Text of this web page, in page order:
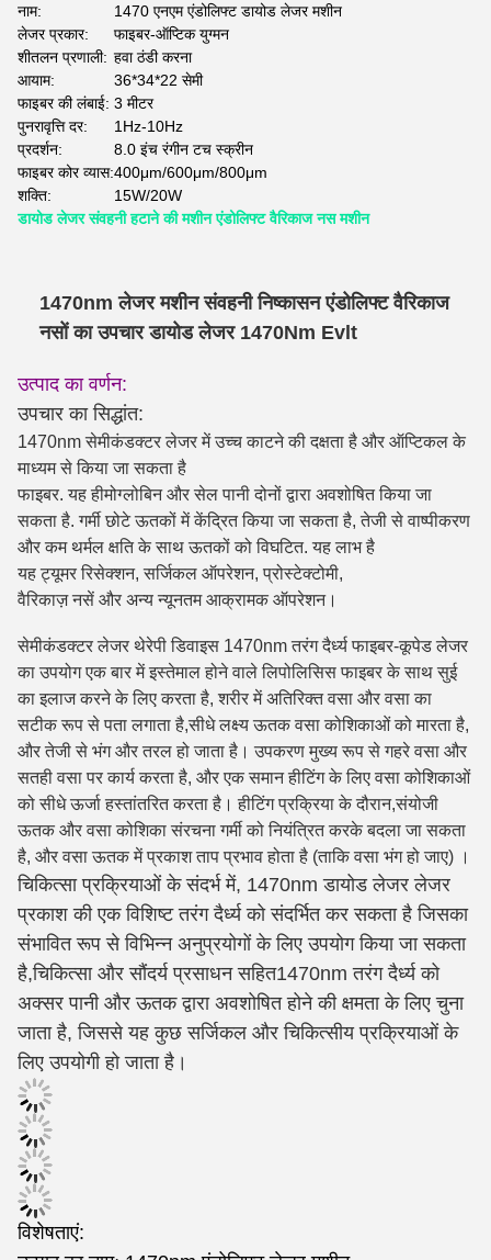
नाम:
1470 एनएम एंडोलिफ्ट डायोड लेजर मशीन
लेजर प्रकार:
फाइबर-ऑप्टिक युग्मन
शीतलन प्रणाली: हवा ठंडी करना
आयाम:
36*34*22 सेमी
फाइबर की लंबाई: 3 मीटर
पुनरावृत्ति दर:
1Hz-10Hz
प्रदर्शन:
8.0 इंच रंगीन टच स्क्रीन
फाइबर कोर व्यास:400μm/600μm/800μm
शक्ति:
15W/20W
डायोड लेजर संवहनी हटाने की मशीन एंडोलिफ्ट वैरिकाज नस मशीन
1470nm लेजर मशीन संवहनी निष्कासन एंडोलिफ्ट वैरिकाज
नसों का उपचार डायोड लेजर 1470Nm Evlt
उत्पाद का वर्णन:
उपचार का सिद्धांत:
1470nm सेमीकंडक्टर लेजर में उच्च काटने की दक्षता है और ऑप्टिकल के
माध्यम से किया जा सकता है
फाइबर. यह हीमोग्लोबिन और सेल पानी दोनों द्वारा अवशोषित किया जा
सकता है. गर्मी छोटे ऊतकों में केंद्रित किया जा सकता है, तेजी से वाष्पीकरण
और कम थर्मल क्षति के साथ ऊतकों को विघटित. यह लाभ है
यह ट्यूमर रिसेक्शन, सर्जिकल ऑपरेशन, प्रोस्टेक्टोमी,
वैरिकाज़ नसें और अन्य न्यूनतम आक्रामक ऑपरेशन।
सेमीकंडक्टर लेजर थेरेपी डिवाइस 1470nm तरंग दैर्ध्य फाइबर-कूपेड लेजर
का उपयोग एक बार में इस्तेमाल होने वाले लिपोलिसिस फाइबर के साथ सुई
का इलाज करने के लिए करता है, शरीर में अतिरिक्त वसा और वसा का
सटीक रूप से पता लगाता है,सीधे लक्ष्य ऊतक वसा कोशिकाओं को मारता है,
और तेजी से भंग और तरल हो जाता है। उपकरण मुख्य रूप से गहरे वसा और
सतही वसा पर कार्य करता है, और एक समान हीटिंग के लिए वसा कोशिकाओं
को सीधे ऊर्जा हस्तांतरित करता है। हीटिंग प्रक्रिया के दौरान,संयोजी
ऊतक और वसा कोशिका संरचना गर्मी को नियंत्रित करके बदला जा सकता
है, और वसा ऊतक में प्रकाश ताप प्रभाव होता है (ताकि वसा भंग हो जाए) ।
चिकित्सा प्रक्रियाओं के संदर्भ में, 1470nm डायोड लेजर लेजर
प्रकाश की एक विशिष्ट तरंग दैर्ध्य को संदर्भित कर सकता है जिसका
संभावित रूप से विभिन्न अनुप्रयोगों के लिए उपयोग किया जा सकता
है,चिकित्सा और सौंदर्य प्रसाधन सहित1470nm तरंग दैर्ध्य को
अक्सर पानी और ऊतक द्वारा अवशोषित होने की क्षमता के लिए चुना
जाता है, जिससे यह कुछ सर्जिकल और चिकित्सीय प्रक्रियाओं के
लिए उपयोगी हो जाता है।
विशेषताएं: